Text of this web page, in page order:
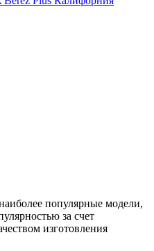
популярные модели,
за счет
изготовления